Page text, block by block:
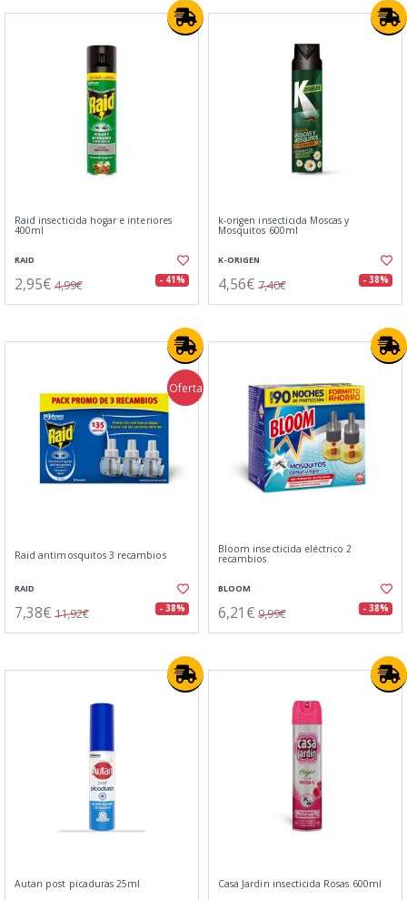
Raid insecticida hogar e interiores
400ml
RAID
2,95€ 4,99€ - 41%
k-origen insecticida Moscas y
Mosquitos 600ml
K-ORIGEN
4,56€ 7,40€ - 38%
Oferta
Raid antimosquitos 3 recambios
RAID
7,38€ 11,92€ - 38%
Bloom insecticida eléctrico 2
recambios
BLOOM
6,21€ 9,99€ - 38%
Autan post picaduras 25ml Casa Jardin insecticida Rosas 600ml